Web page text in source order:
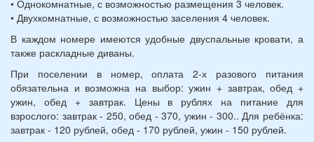
• Однокомнатные, с возможностью размещения 3 человек.
• Двухкомнатные, с возможностью заселения 4 человек.
В каждом номере имеются удобные двуспальные кровати, а
также раскладные диваны.
При поселении в номер, оплата 2-х разового питания
обязательна и возможна на выбор: ужин + завтрак, обед +
ужин, обед + завтрак. Цены в рублях на питание для
взрослого: завтрак - 250, обед - 370, ужин - 300.. Для ребёнка:
завтрак - 120 рублей, обед - 170 рублей, ужин - 150 рублей.